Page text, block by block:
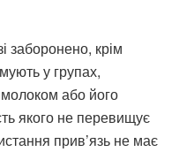
заборонено, крім
у групах,
молоком або його
якого не перевищує
прив’язь не має